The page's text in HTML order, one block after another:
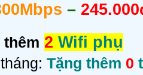
–
thêm 2 Wifi phụ
Tặng thêm 0